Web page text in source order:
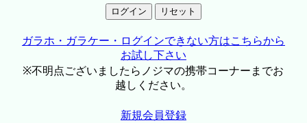
ガラホ・ガラケー・ログインできない方はこちらから
お試し下さい
※不明点ございましたらノジマの携帯コーナーまでお
越しください。
新規会員登録